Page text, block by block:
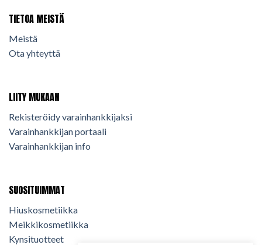
TIETOA MEISTÄ
Meistä
Ota yhteyttä
LIITY MUKAAN
Rekisteröidy varainhankkijaksi
Varainhankkijan portaali
Varainhankkijan info
SUOSITUIMMAT
Hiuskosmetiikka
Meikkikosmetiikka
Kynsituotteet